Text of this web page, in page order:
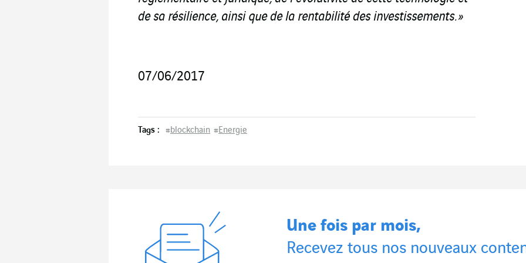
de sa résilience, ainsi que de la rentabilité des investissements. »
07/06/2017
Tags : #blockchain #Energie
Une fois par mois,
Recevez tous nos nouveaux